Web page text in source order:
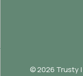
©2026 Trusty |